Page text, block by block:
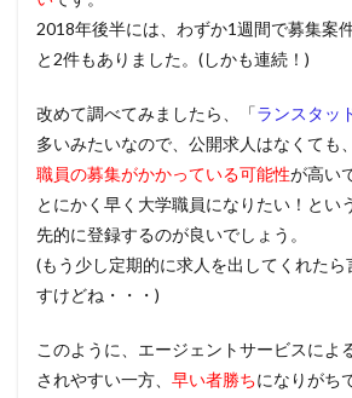
2018年後半には、わずか1週間で募集案
と2件もありました。(しかも連続！)
改めて調べてみましたら、「ランスタッ
多いみたいなので、公開求人はなくても、
職員の募集がかかっている可能性が高い
とにかく早く大学職員になりたい！とい
先的に登録するのが良いでしょう。
(もう少し定期的に求人を出してくれた
すけどね・・・)
このように、エージェントサービスによ
されやすい一方、 早い者勝ちになりがち